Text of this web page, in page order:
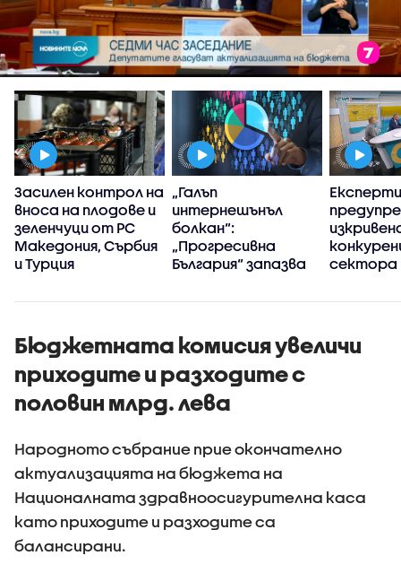
Засилен контрол на
вноса на плодове и
зеленчуци от РС
Македония, Сърбия
и Турция
„Галъп
интернешънъл
болкан“:
„Прогресивна
България“ запазва
доверие през
управление
Експерти
сектора
Бюджетната комисия увеличи
приходите и разходите с
половин млрд. лева
Народното събрание прие окончателно
актуализацията на бюджета на
Националната здравноосигурителна каса
като приходите и разходите са
балансирани.